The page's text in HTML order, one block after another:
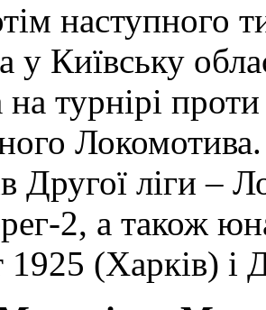
наступного
у Київську
турнірі
Другої ліги –
2, а також
1925 (Харків)